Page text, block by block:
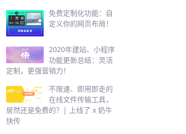
免费定制化功能：自
定义你的网页布局！
2020年建站、小程序
功能更新总结：灵活
定制，更强营销力！
不限速、即用即走的
在线文件传输工具，
居然还是免费的？| 上线了 x 奶牛
快传